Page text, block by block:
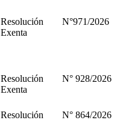
Resolución
Exenta
N°971/2026
Resolución
Exenta
N° 928/2026
Resolución
N° 864/2026